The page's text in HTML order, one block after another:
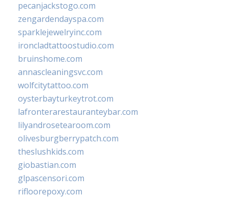
pecanjackstogo.com
zengardendayspa.com
sparklejewelryinc.com
ironcladtattoostudio.com
bruinshome.com
annascleaningsvc.com
wolfcitytattoo.com
oysterbayturkeytrot.com
lafronterarestauranteybar.com
lilyandrosetearoom.com
olivesburgberrypatch.com
theslushkids.com
giobastian.com
glpascensori.com
rifloorepoxy.com